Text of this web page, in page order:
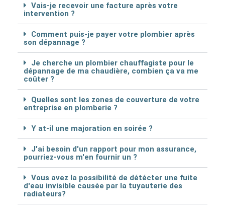
Vais-je recevoir une facture après votre
intervention ?
Comment puis-je payer votre plombier après
son dépannage ?
Je cherche un plombier chauffagiste pour le
dépannage de ma chaudière, combien ça va me
coûter ?
Quelles sont les zones de couverture de votre
entreprise en plomberie ?
Y at-il une majoration en soirée ?
J'ai besoin d'un rapport pour mon assurance,
pourriez-vous m'en fournir un ?
Vous avez la possibilité de détécter une fuite
d'eau invisible causée par la tuyauterie des
radiateurs?